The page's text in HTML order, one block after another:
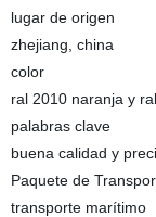
lugar de origen
zhejiang, china
color
ral 2010 naranja y
palabras clave
buena calidad y
Paquete de
transporte marítimo